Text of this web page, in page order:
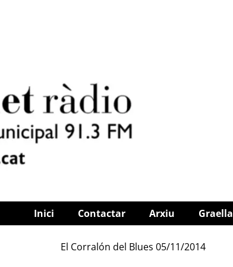
Inici Contactar Arxiu Graella
El Corralón del Blues 05/11/2014